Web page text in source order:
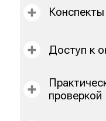
Доступ к
проверкой